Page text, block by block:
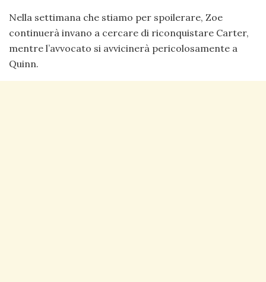
Nella settimana che stiamo per spoilerare, Zoe
continuerà invano a cercare di riconquistare Carter,
mentre l’avvocato si avvicinerà pericolosamente a
Quinn.